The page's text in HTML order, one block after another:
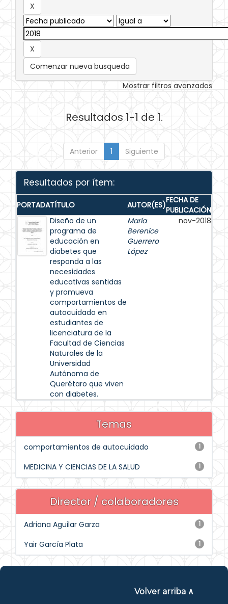
Comenzar nueva busqueda
Mostrar filtros avanzados
Resultados 1-1 de 1.
Anterior 1 Siguiente
Resultados por ítem:
PORTADATÍTULO AUTOR(ES)FECHA DE
PUBLICACIÓN
Diseño de un
programa de
educación en
diabetes que
responda a las
necesidades
educativas sentidas
y promueva
comportamientos de
autocuidado en
estudiantes de
licenciatura de la
Facultad de Ciencias
Naturales de la
Universidad
Autónoma de
Querétaro que viven
con diabetes.
María
Berenice
Guerrero
López
nov-2018
Temas
1
comportamientos de autocuidado
1
MEDICINA Y CIENCIAS DE LA SALUD
Director / colaboradores
1
Adriana Aguilar Garza
1
Yair García Plata
Volver arriba ∧